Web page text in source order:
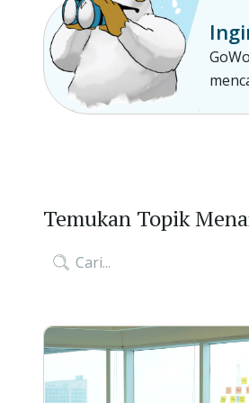
Temukan Topik